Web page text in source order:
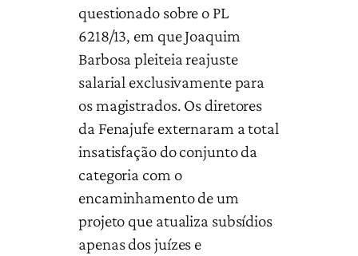
questionado sobre o PL
6218/13, em que Joaquim
Barbosa pleiteia reajuste
salarial exclusivamente para
os magistrados. Os diretores
da Fenajufe externaram a total
insatisfação do conjunto da
categoria com o
encaminhamento de um
projeto que atualiza subsídios
apenas dos juízes e